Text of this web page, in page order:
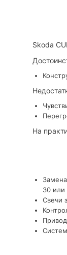
Skoda
На
30 или
Свечи